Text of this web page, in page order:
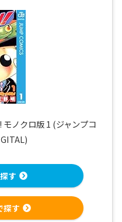
ノクロ版 1 (ジャンプコ
す
探す